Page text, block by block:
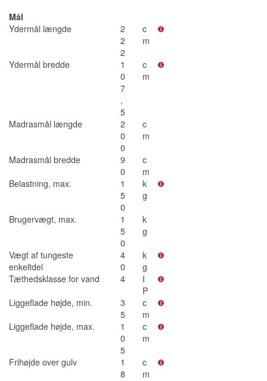
Mål
Ydermål længde
2
2
2
c
m
Ydermål bredde
1
0
7
,
5
c
m
Madrasmål længde
2
0
0
c
m
Madrasmål bredde
9
0
c
m
Belastning, max.
1
5
0
k
g
Brugervægt, max.
1
5
0
k
g
Vægt af tungeste
enkeltdel
4
0
k
g
Tæthedsklasse for vand
4
I
P
Liggeflade højde, min.
3
5
c
m
Liggeflade højde, max.
1
0
5
c
m
Frihøjde over gulv
1
8
c
m